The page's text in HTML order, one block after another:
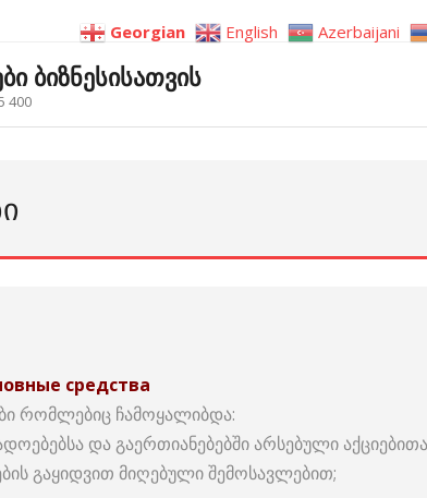
ბიზნესისათვის
400
средства
რომლებიც ჩამოყალიბდა:
და გაერთიანებებში არსებული
გაყიდვით მიღებული შემოსავლებით;
Georgian English Azerbaijani